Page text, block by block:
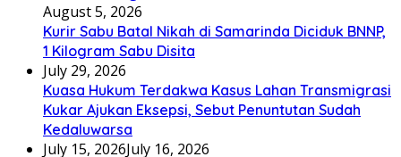
August 5, 2026
Kurir Sabu Batal Nikah di Samarinda Diciduk BNNP,
1 Kilogram Sabu Disita
July 29, 2026
Kuasa Hukum Terdakwa Kasus Lahan Transmigrasi
Kukar Ajukan Eksepsi, Sebut Penuntutan Sudah
Kedaluwarsa
July 15, 2026July 16, 2026